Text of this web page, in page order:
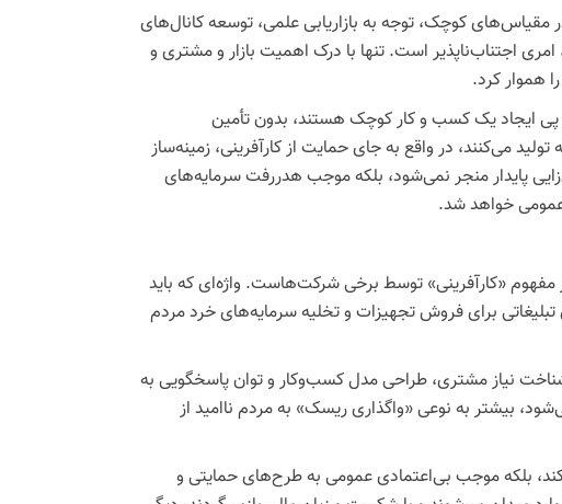
مقیاس‌های کوچک، توجه به بازاریابی علمی، توسعه کانال‌های
اجتناب‌ناپذیر است. تنها با درک اهمیت بازار و مشتری و
هموار کرد.
پی ایجاد یک کسب و کار کوچک هستند، بدون تأمین
می‌کنند، در واقع به جای حمایت از کارآفرینی، زمینه‌ساز
پایدار منجر نمی‌شود، بلکه موجب هدررفت سرمایه‌های
عمومی خواهد شد.
مفهوم «کارآفرینی» توسط برخی شرکت‌هاست. واژه‌ای که باید
تبلیغاتی برای فروش تجهیزات و تخلیه سرمایه‌های خرد مردم
شناخت نیاز مشتری، طراحی مدل کسب‌وکار و توان پاسخگویی به
بیشتر به نوعی «واگذاری ریسک» به مردم ناامید از
بلکه موجب بی‌اعتمادی عمومی به طرح‌های حمایتی و